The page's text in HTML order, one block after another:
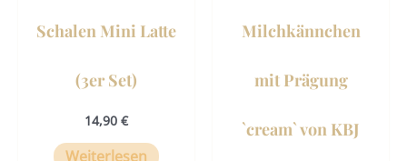
Schalen Mini Latte
(3er Set)
14,90 €
Weiterlesen
Milchkännchen
mit Prägung
`cream` von KBJ